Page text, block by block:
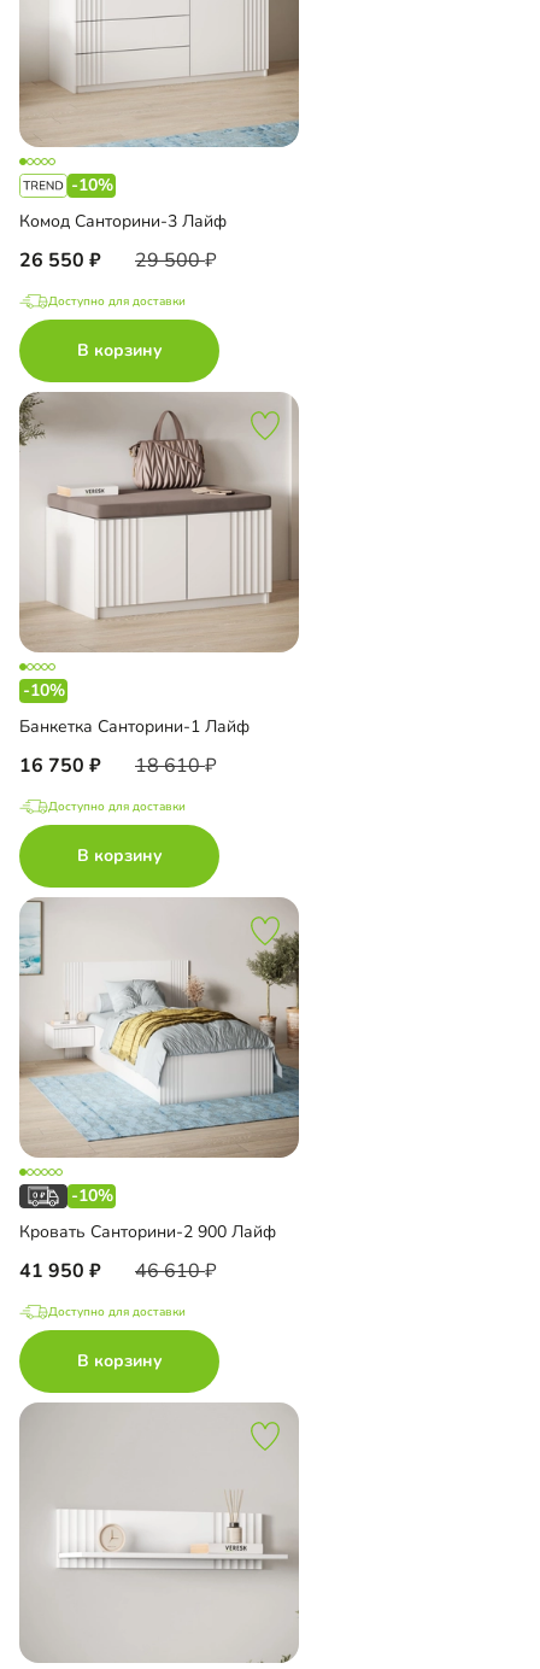
-10%
Комод Санторини-3 Лайф
26 550 29 500
Доступно для доставки
В корзину
-10%
Банкетка Санторини-1 Лайф
16 750 18 610
Доступно для доставки
В корзину
-10%
Кровать Санторини-2 900 Лайф
41 950 46 610
Доступно для доставки
В корзину